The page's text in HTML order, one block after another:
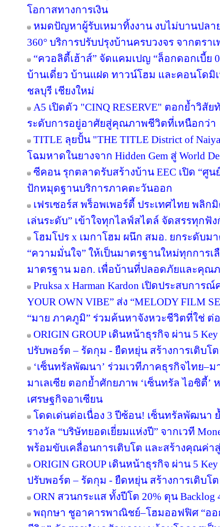
โอกาสทางการเงิน
หมดปัญหาผู้รับเหมาทิ้งงาน งบไม่บานปลาย
360° บริการปรับปรุงบ้านครบวงจร จากตรา
“ควอลิตี้เฮ้าส์” จัดแคมเปญ “ล็อกดอกเบี้ย
บ้านเดี่ยว บ้านแฝด ทาวน์โฮม และคอนโดมิ
ชลบุรี เชียงใหม่
A5 เปิดตัว "CINQ RESERVE" ตอกย้ำวิสัย
ระดับการอยู่อาศัยสู่คุณภาพชีวิตที่เหนือกว่า
TITLE ลุยปั้น "THE TITLE District of
โฉมหาดในยางจาก Hidden Gem สู่ World
ซีคอน รุกตลาดรับสร้างบ้าน EEC เปิด “ศู
ปักหมุดฐานบริการภาคตะวันออก
เฟรเซอร์ส พร็อพเพอร์ตี้ ประเทศไทย พลิ
เล่นระดับ” เข้าใจทุกไลฟ์สไตล์ จัดสรรทุกฟั
โฮมโปร x เมกาโฮม ผนึก สมอ. ยกระดับม
“ความมั่นใจ” ให้เป็นมาตรฐานใหม่ทุกการ
มาตรฐาน มอก. เพื่อบ้านที่ปลอดภัยและคุณ
Pruksa x Harman Kardon เปิดประสบกา
YOUR OWN VIBE” ส่ง “MELODY FILM
“มาย ภาคภูมิ” ร่วมค้นหาจังหวะชีวิตที่ใช่ ต่
ORIGIN GROUP เดินหน้าธุรกิจ ผ่าน 5
ปรับพอร์ต – รัดกุม - ยืดหยุ่น สร้างการเติบโ
‘เซ็นทรัลพัฒนา’ ร่วมเวทีภาคธุรกิจไทย–ม
มาเลเซีย ตอกย้ำศักยภาพ ‘เซ็นทรัล ไอซิตี้
เศรษฐกิจอาเซียน
โดดเด่นต่อเนื่อง 3 ปีซ้อน! เซ็นทรัลพัฒนา
รางวัล “บริษัทยอดเยี่ยมแห่งปี” จากเวที
พร้อมขับเคลื่อนการเติบโต และสร้างคุณค่า
ORIGIN GROUP เดินหน้าธุรกิจ ผ่าน 5
ปรับพอร์ต – รัดกุม - ยืดหยุ่น สร้างการเติบโ
ORN สวนกระแส ทั้งปีโต 20% ตุน
พฤกษา ชูอาคารพาณิชย์–โฮมออฟฟิศ “ออ